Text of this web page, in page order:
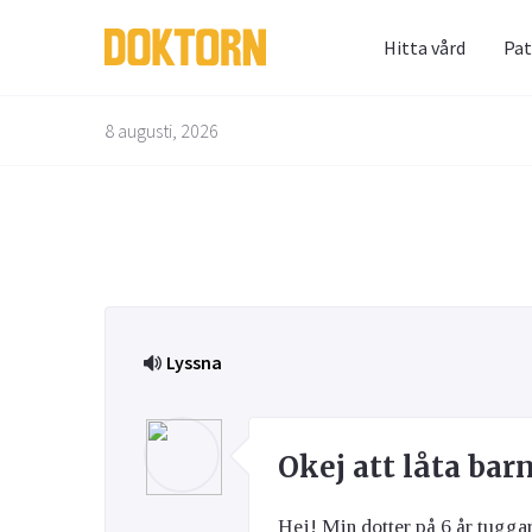
Hitta vård
Kvinnans hälsa
8 augusti, 2026
Lyssna
Okej att låta
Hej! Min dotter på 6 år